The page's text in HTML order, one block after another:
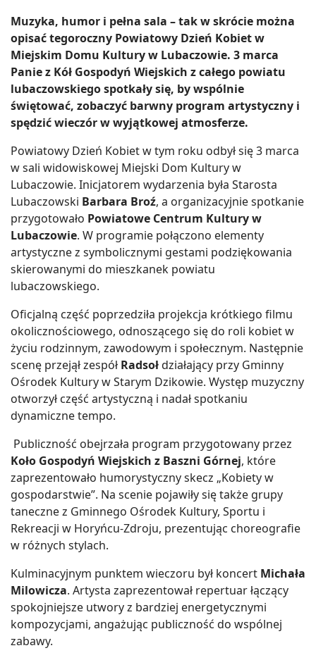
Muzyka, humor i pełna sala – tak w skrócie można
opisać tegoroczny Powiatowy Dzień Kobiet w
Miejskim Domu Kultury w Lubaczowie. 3 marca
Panie z Kół Gospodyń Wiejskich z całego powiatu
lubaczowskiego spotkały się, by wspólnie
świętować, zobaczyć barwny program artystyczny i
spędzić wieczór w wyjątkowej atmosferze.
Powiatowy Dzień Kobiet w tym roku odbył się 3 marca
w sali widowiskowej Miejski Dom Kultury w
Lubaczowie. Inicjatorem wydarzenia była Starosta
Lubaczowski Barbara Broź, a organizacyjnie spotkanie
przygotowało Powiatowe Centrum Kultury w
Lubaczowie. W programie połączono elementy
artystyczne z symbolicznymi gestami podziękowania
skierowanymi do mieszkanek powiatu
lubaczowskiego.
Oficjalną część poprzedziła projekcja krótkiego filmu
okolicznościowego, odnoszącego się do roli kobiet w
życiu rodzinnym, zawodowym i społecznym. Następnie
scenę przejął zespół Radsołdziałający przy Gminny
Ośrodek Kultury w Starym Dzikowie. Występ muzyczny
otworzył część artystyczną i nadał spotkaniu
dynamiczne tempo.
Publiczność obejrzała program przygotowany przez
Koło Gospodyń Wiejskich z Baszni Górnej, które
zaprezentowało humorystyczny skecz „Kobiety w
gospodarstwie”. Na scenie pojawiły się także grupy
taneczne z Gminnego Ośrodek Kultury, Sportu i
Rekreacji w Horyńcu-Zdroju, prezentując choreografie
w różnych stylach.
Kulminacyjnym punktem wieczoru był koncert Michała
Milowicza. Artysta zaprezentował repertuar łączący
spokojniejsze utwory z bardziej energetycznymi
kompozycjami, angażując publiczność do wspólnej
zabawy.